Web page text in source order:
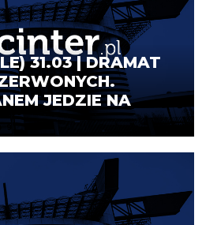
31.03 | DRAMAT
JEDZIE NA